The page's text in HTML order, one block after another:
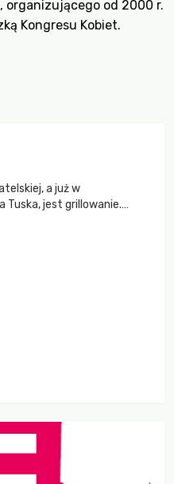
organizującego od 2000 r.
Kongresu Kobiet.
a już w
Tuska, jest grillowanie.